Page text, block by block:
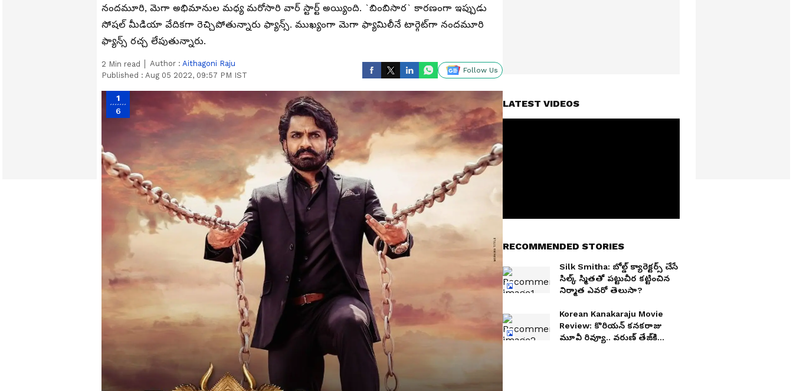
నందమూరి, మెగా అభిమానుల మధ్య మరోసారి వార్‌ స్టార్ట్ అయ్యింది. `బింబిసార` కారణంగా ఇప్పుడు
సోషల్‌ మీడియా వేదికగా రెచ్చిపోతున్నారు ఫ్యాన్స్. ముఖ్యంగా మెగా ఫ్యామిలీనే టార్గెట్‌గా నందమూరి
ఫ్యాన్స్ రచ్చ లేపుతున్నారు.
2 Min read Author : Aithagoni Raju
Published : Aug 05 2022, 09:57 PM IST
Follow Us
1
6
LATEST VIDEOS
RECOMMENDED STORIES
Silk Smitha: బోల్డ్ క్యారెక్టర్స్ చేసే
సిల్క్ స్మితతో పట్టుచీర కట్టించిన
నిర్మాత ఎవరో తెలుసా?
Korean Kanakaraju Movie
Review: కొరియన్‌ కనకరాజు
మూవీ రివ్యూ.. వరుణ్‌ తేజ్‌కి